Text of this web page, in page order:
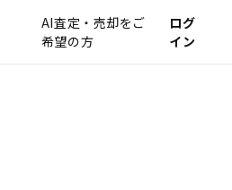
AI査定・売却をご
希望の方
ログ
イン